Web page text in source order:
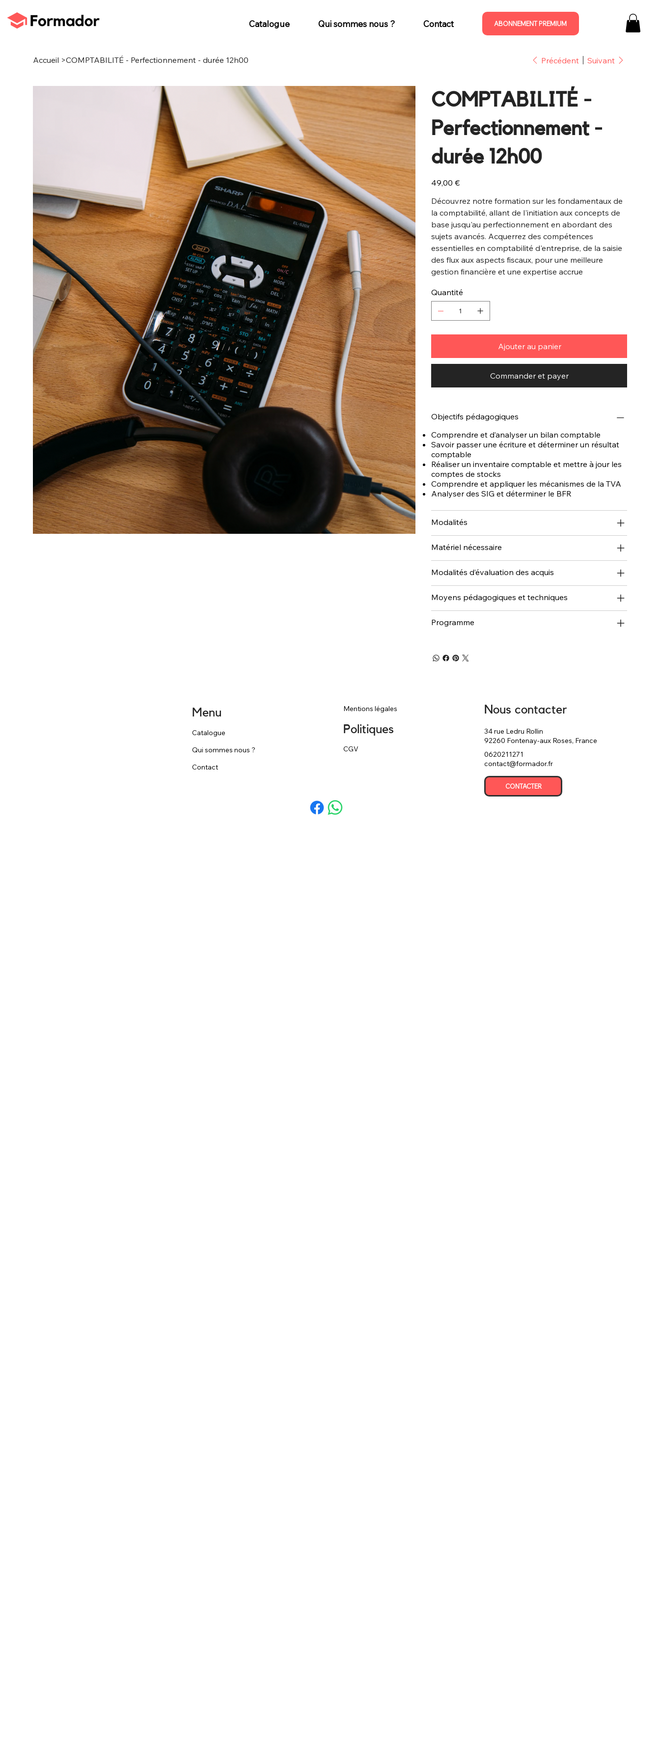
Catalogue Qui sommes nous ? Contact ABONNEMENT PREMIUM
Accueil >COMPTABILITÉ - Perfectionnement - durée 12h00 Précédent Suivant
COMPTABILITÉ -
Perfectionnement -
durée 12h00
Prix
49,00 €
Découvrez notre formation sur les fondamentaux de
la comptabilité, allant de l'initiation aux concepts de
base jusqu'au perfectionnement en abordant des
sujets avancés. Acquerrez des compétences
essentielles en comptabilité d'entreprise, de la saisie
des flux aux aspects fiscaux, pour une meilleure
gestion financière et une expertise accrue
Quantité
Ajouter au panier
Commander et payer
Objectifs pédagogiques
Comprendre et d’analyser un bilan comptable
Savoir passer une écriture et déterminer un résultat
comptable
Réaliser un inventaire comptable et mettre à jour les
comptes de stocks
Comprendre et appliquer les mécanismes de la TVA
Analyser des SIG et déterminer le BFR
Modalités
Matériel nécessaire
Modalités d’évaluation des acquis
Moyens pédagogiques et techniques
Programme
Politiques
Mentions légales
CGV
Nous contacter
34 rue Ledru Rollin
92260 Fontenay-aux Roses, France
0620211271
contact@formador.fr
CONTACTER
Catalogue
Qui sommes nous ?
Contact
Menu